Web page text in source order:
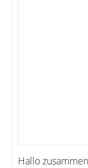
Hallo